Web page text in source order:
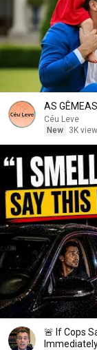
AS
Céu Leve
New
3K
🚨 If Cops